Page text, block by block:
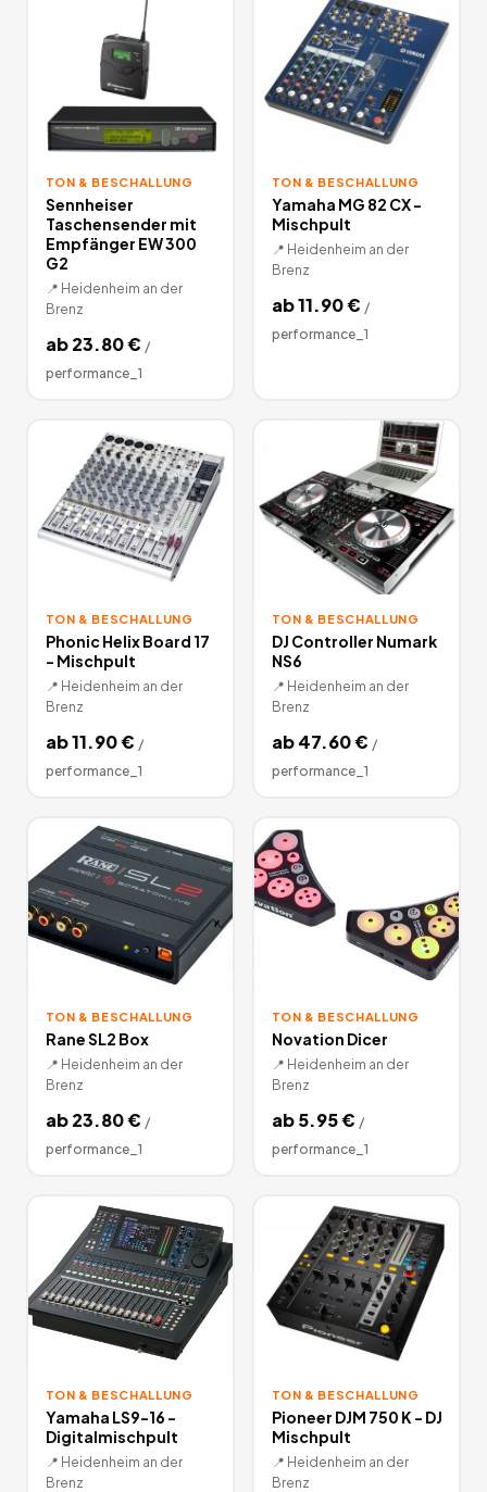
TON & BESCHALLUNG
Sennheiser
Taschensender mit
Empfänger EW 300
G2
📍 Heidenheim an der
Brenz
ab23.80€ /
performance_1
TON & BESCHALLUNG
Yamaha MG 82 CX -
Mischpult
📍 Heidenheim an der
Brenz
ab11.90€ /
performance_1
TON & BESCHALLUNG
Phonic Helix Board 17
- Mischpult
📍 Heidenheim an der
Brenz
ab11.90€ /
performance_1
TON & BESCHALLUNG
DJ Controller Numark
NS6
📍 Heidenheim an der
Brenz
ab47.60€ /
performance_1
TON & BESCHALLUNG
Rane SL2 Box
📍 Heidenheim an der
Brenz
ab23.80€ /
performance_1
TON & BESCHALLUNG
Novation Dicer
📍 Heidenheim an der
Brenz
ab5.95€ /
performance_1
TON & BESCHALLUNG
Yamaha LS9-16 -
Digitalmischpult
📍 Heidenheim an der
Brenz
TON & BESCHALLUNG
Pioneer DJM 750 K - DJ
Mischpult
📍 Heidenheim an der
Brenz